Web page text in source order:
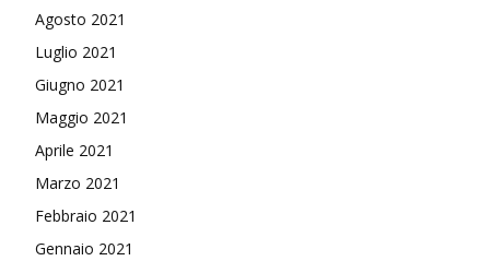
Agosto 2021
Luglio 2021
Giugno 2021
Maggio 2021
Aprile 2021
Marzo 2021
Febbraio 2021
Gennaio 2021